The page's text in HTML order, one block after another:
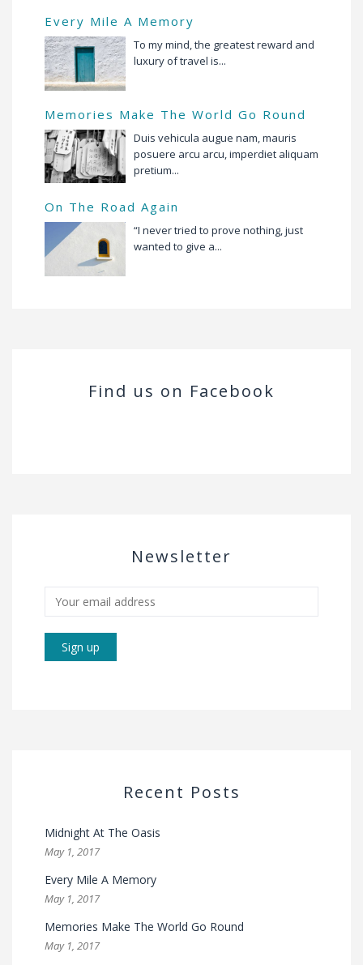
Every Mile A Memory
To my mind, the greatest reward and
luxury of travel is...
Memories Make The World Go Round
Duis vehicula augue nam, mauris
posuere arcu arcu, imperdiet aliquam
pretium...
On The Road Again
“I never tried to prove nothing, just
wanted to give a...
Find us on Facebook
Newsletter
Recent Posts
Midnight At The Oasis
May 1, 2017
Every Mile A Memory
May 1, 2017
Memories Make The World Go Round
May 1, 2017